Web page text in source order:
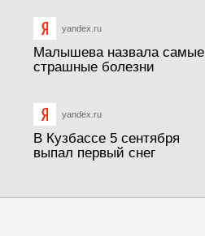
yandex.ru
Малышева назвала самые
страшные болезни
yandex.ru
В Кузбассе 5 сентября
выпал первый снег